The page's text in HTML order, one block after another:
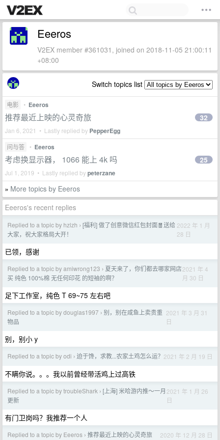
Eeeros
V2EX member #361031, joined on 2018-11-05 21:00:11
+08:00
Switch topics list
电影 • Eeeros
推荐最近上映的心灵奇旅
Jan 6, 2021 • Lastly replied by PepperEgg
32
问与答 • Eeeros
考虑换显示器， 1066 能上 4k 吗
Jul 1, 2019 • Lastly replied bypeterzane
25
» More topics by Eeeros
Eeeros's recent replies
Replied to a topic by hzlzh › [福利] 做了创意微信红包封面🧧送给
大家，祝大家格局大开！
2022 年 1 月
28 日
已领，感谢
Replied to a topic by amiwrong123 › 夏天来了，你们都去哪家网店
买 纯色 100%棉 无任何印花 的短袖的啊？
2021 年 4
月 30 日
足下工作室，纯色 T 69~75 左右吧
Replied to a topic by douglas1997 › 别，别在咸鱼上卖贵重
物品
2021 年 3 月 31
日
别，别小 y
Replied to a topic by odi › 迫于馋，求教...农家土鸡怎么运？ 2021 年 2 月 19 日
不瞒你说。。。我以前曾经带活鸡上过高铁
Replied to a topic by troubleShark › [上海] 米哈游内推～一月
更新
2021 年 1 月 26
日
有门卫岗吗？我推荐一个人
Replied to a topic by Eeeros › 推荐最近上映的心灵奇旅 2020 年 12 月 28 日